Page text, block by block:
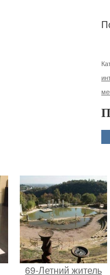
69-Летний житель